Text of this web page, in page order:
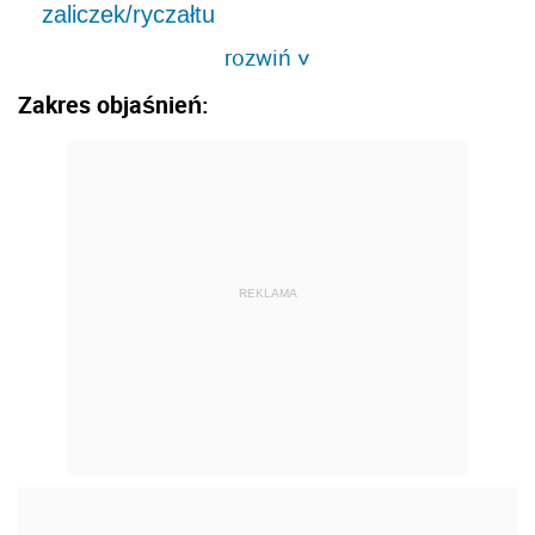
zaliczek/ryczałtu
rozwiń>
Zakres objaśnień:
REKLAMA